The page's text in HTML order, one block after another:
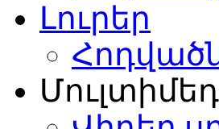
Լուրեր